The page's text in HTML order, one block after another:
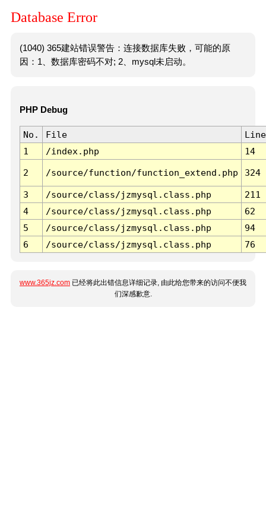
Database Error
(1040) 365建站错误警告：连接数据库失败，可能的原
因：1、数据库密码不对; 2、mysql未启动。
PHP Debug
No. File
Line
1
/index.php 14
2 /source/function/function_extend.php 324
3 /source/class/jzmysql.class.php
211
4
/source/class/jzmysql.class.php
62
5
/source/class/jzmysql.class.php
94
6
/source/class/jzmysql.class.php 76
www.365jz.com 已经将此出错信息详细记录, 由此给您带来的访问不便我
们深感歉意.